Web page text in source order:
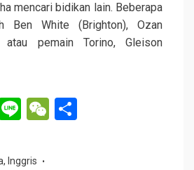
mencari bidikan lain. Beberapa
Ben White (Brighton), Ozan
atau pemain Torino, Gleison
W
Li
e
W
, Inggris